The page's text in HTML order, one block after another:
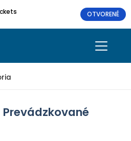
OTVORENÉ